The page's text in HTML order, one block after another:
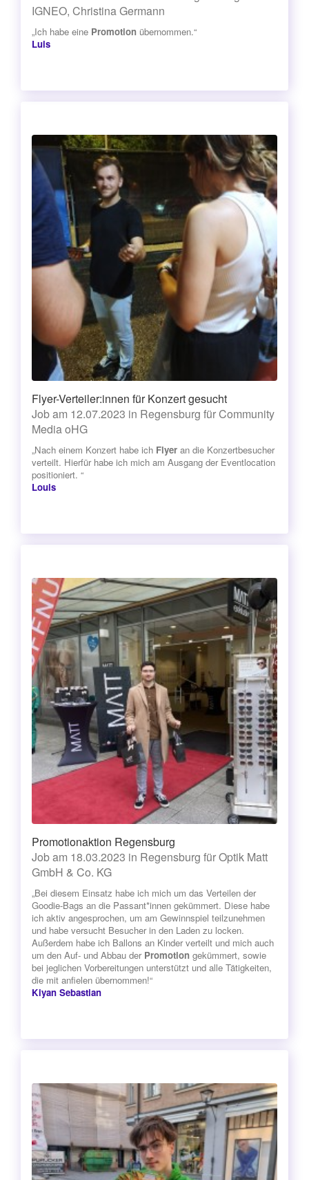
IGNEO, Christina Germann
„Ich habe eine Promotion übernommen.“
Luis
Flyer-Verteiler:innen für Konzert gesucht
Job am 12.07.2023 in Regensburg für Community
Media oHG
„Nach einem Konzert habe ich Flyer an die Konzertbesucher
verteilt. Hierfür habe ich mich am Ausgang der Eventlocation
positioniert. “
Louis
Promotionaktion Regensburg
Job am 18.03.2023 in Regensburg für Optik Matt
GmbH & Co. KG
„Bei diesem Einsatz habe ich mich um das Verteilen der
Goodie-Bags an die Passant*innen gekümmert. Diese habe
ich aktiv angesprochen, um am Gewinnspiel teilzunehmen
und habe versucht Besucher in den Laden zu locken.
Außerdem habe ich Ballons an Kinder verteilt und mich auch
um den Auf- und Abbau der Promotion gekümmert, sowie
bei jeglichen Vorbereitungen unterstützt und alle Tätigkeiten,
die mit anfielen übernommen!“
Kiyan Sebastian